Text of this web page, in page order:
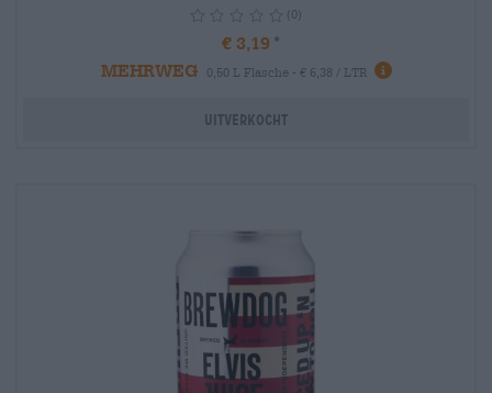
(0)
€ 3,19
MEHRWEG
0,50 L Flasche - € 6,38 / LTR info
Uitverkocht